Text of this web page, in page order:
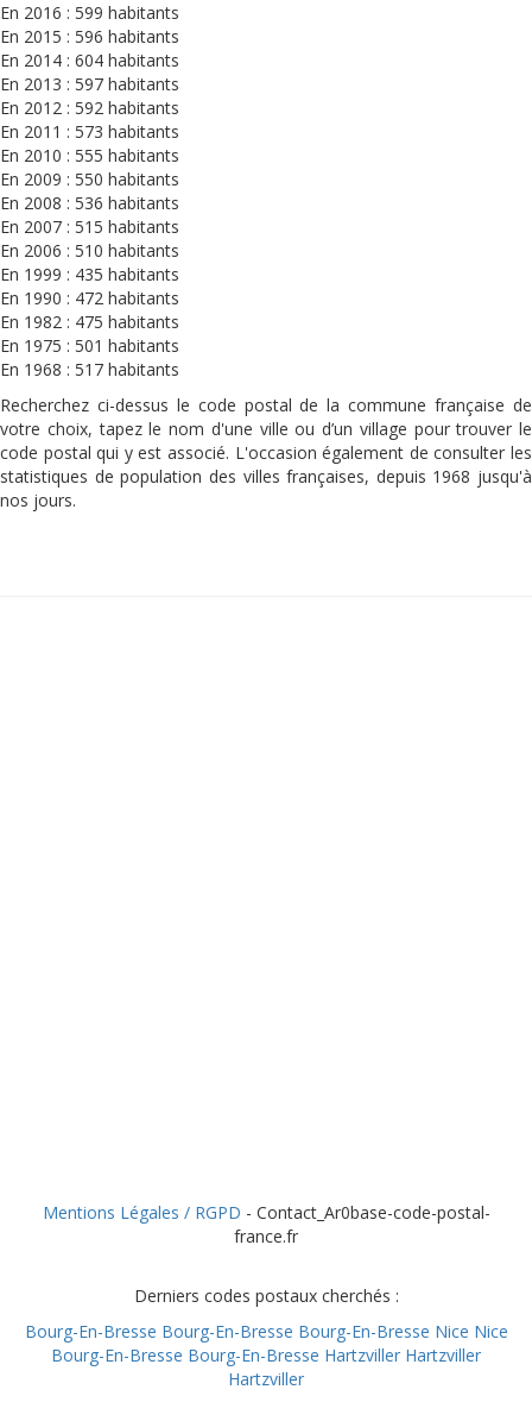
En 2016 : 599 habitants
En 2015 : 596 habitants
En 2014 : 604 habitants
En 2013 : 597 habitants
En 2012 : 592 habitants
En 2011 : 573 habitants
En 2010 : 555 habitants
En 2009 : 550 habitants
En 2008 : 536 habitants
En 2007 : 515 habitants
En 2006 : 510 habitants
En 1999 : 435 habitants
En 1990 : 472 habitants
En 1982 : 475 habitants
En 1975 : 501 habitants
En 1968 : 517 habitants
Recherchez ci-dessus le code postal de la commune française de
votre choix, tapez le nom d'une ville ou d’un village pour trouver le
code postal qui y est associé. L'occasion également de consulter les
statistiques de population des villes françaises, depuis 1968 jusqu'à
nos jours.
Mentions Légales / RGPD - Contact_Ar0base-code-postal-
france.fr
Derniers codes postaux cherchés :
Bourg-En-Bresse Bourg-En-Bresse Bourg-En-Bresse Nice Nice
Bourg-En-Bresse Bourg-En-Bresse Hartzviller Hartzviller
Hartzviller